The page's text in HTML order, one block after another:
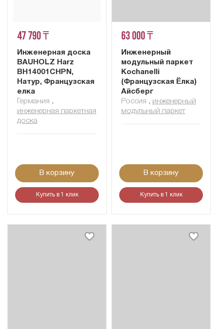
47 790 ₸
Инженерная доска
BAUHOLZ Harz
BH14001CHPN,
Натур, Французская
елка
Германия ,
инженерная паркетная
доска
В корзину
Купить в 1 клик
63 000 ₸
Инженерный
модульный паркет
Kochanelli
(Французская Ёлка)
Айсберг
Россия , инженерный
модульный паркет
В корзину
Купить в 1 клик